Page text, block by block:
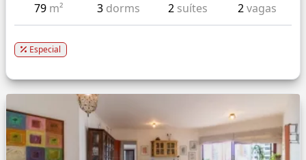
79 m² 3 dorms 2 suítes 2vagas
Especial